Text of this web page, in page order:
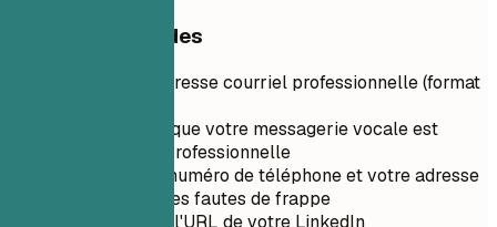
Conseils rapides
Utilisez une adresse courriel professionnelle (format
Assurez-vous que votre messagerie vocale est
configurée et professionnelle
Vérifiez votre numéro de téléphone et votre adresse
courriel pour les fautes de frappe
Personnalisez l'URL de votre LinkedIn